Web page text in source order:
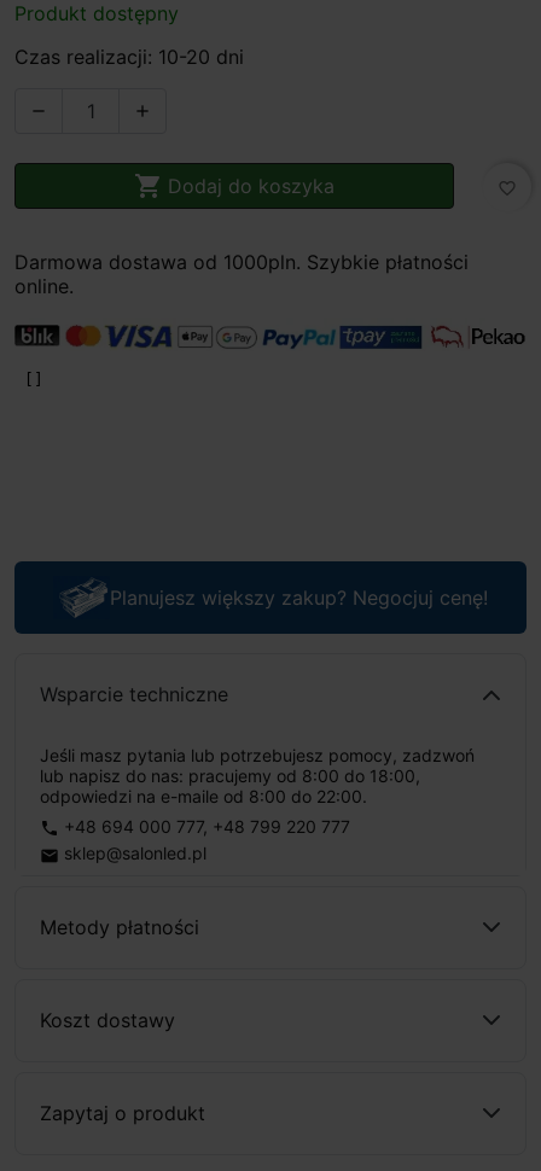
Produkt dostępny
Czas realizacji: 10-20 dni
 
 Dodaj do koszyka favorite_border
Darmowa dostawa od 1000pln. Szybkie płatności
online.
Planujesz większy zakup? Negocjuj cenę!
Wsparcie techniczne
Jeśli masz pytania lub potrzebujesz pomocy, zadzwoń
lub napisz do nas: pracujemy od 8:00 do 18:00,
odpowiedzi na e-maile od 8:00 do 22:00.
phone +48 694 000 777, +48 799 220 777
email sklep@salonled.pl
Metody płatności
Koszt dostawy
Zapytaj o produkt